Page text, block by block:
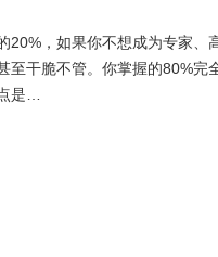
20%，如果你不想成为专家、
至干脆不管。你掌握的80%完
是…